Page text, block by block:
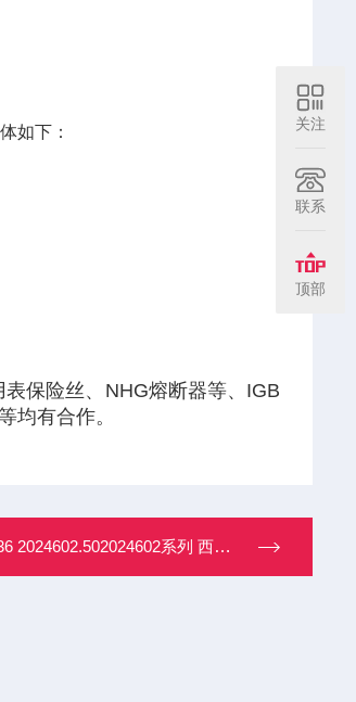
如下：
保险丝、NHG熔断器等、IGB
均有合作。
系列 西霸低压熔断器
关注
联系
顶部